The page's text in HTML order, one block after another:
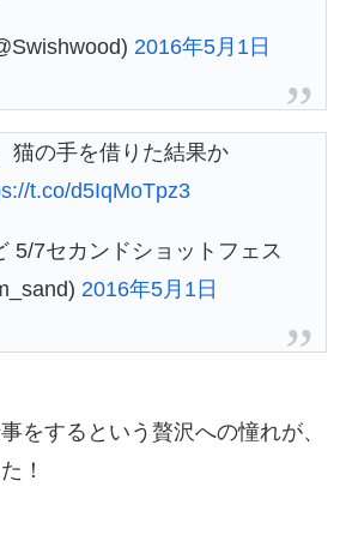
2016年5月1日
猫の手を借りた結果か
t.co/d5IqMoTpz3
5/7セカンドショットフェス
2016年5月1日
をするという贅沢への憧れが、
！